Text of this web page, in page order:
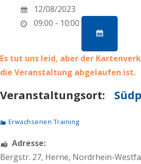
12/08/2023
09:00 - 10:00
Es tut uns leid, aber der
die Veranstaltung abgelaufen ist.
Veranstaltungsort:
Erwachsenen Training
Adresse:
Bergstr. 27, Herne, Nordrhein-